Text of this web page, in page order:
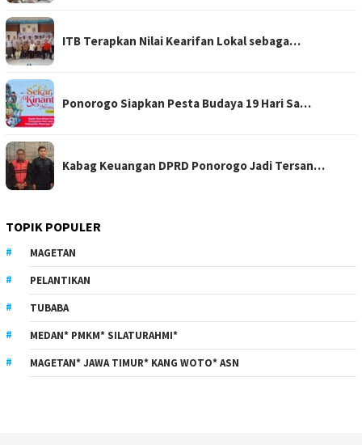
ITB Terapkan Nilai Kearifan Lokal sebaga…
Ponorogo Siapkan Pesta Budaya 19 Hari Sa…
Kabag Keuangan DPRD Ponorogo Jadi Tersan…
TOPIK POPULER
MAGETAN
PELANTIKAN
TUBABA
MEDAN* PMKM* SILATURAHMI*
MAGETAN* JAWA TIMUR* KANG WOTO* ASN